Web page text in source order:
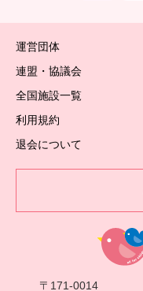
運営団体
連盟・協議会
全国施設一覧
利用規約
退会について
〒171-0014